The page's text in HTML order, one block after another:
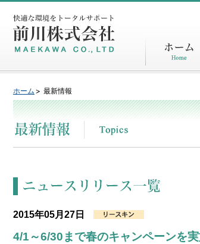
ホーム 最新情報
2015年05月27日
4/1～6/30まで春のキャンペーンを